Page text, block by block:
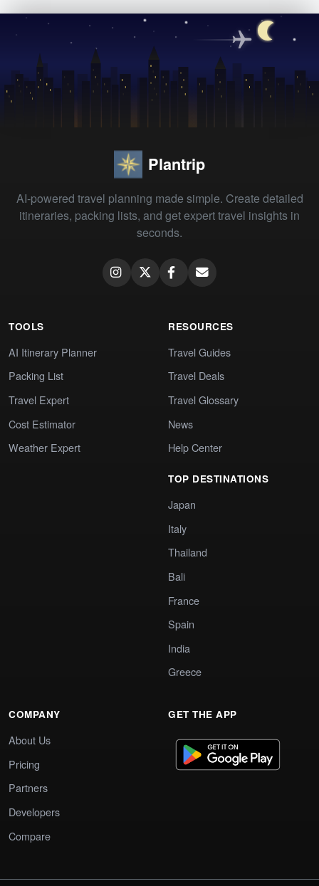
Plantrip
AI-powered travel planning made simple. Create detailed
itineraries, packing lists, and get expert travel insights in
seconds.
TOOLS
AI Itinerary Planner
Packing List
Travel Expert
Cost Estimator
Weather Expert
RESOURCES
Travel Guides
Travel Deals
Travel Glossary
News
Help Center
TOP DESTINATIONS
Japan
Italy
Thailand
Bali
France
Spain
India
Greece
COMPANY
About Us
Pricing
Partners
Developers
Compare
GET THE APP